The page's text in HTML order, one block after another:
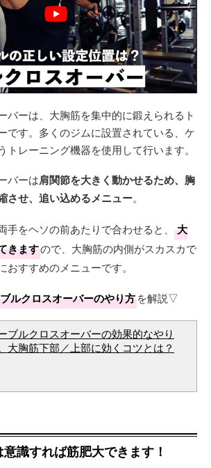
バーは、大胸筋を集中的に鍛えられるト
です。多くのジムに設置されている、ケ
トレーニング機器を使用して行います。
バーは肩関節を大きく動かせるため、胸
させ、追い込めるメニュー。
手をヘソの前あたりで合わせると、
大
きますので、大胸筋の内側がスカスカで
おすすめのメニューです。
ルクロスオーバーのやり方を解説▽
ブルクロスオーバーの効果的なやり
大胸筋下部／上部に効くコツとは？
識すれば筋肥大できます！